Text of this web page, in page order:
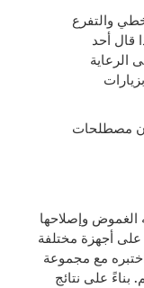
والتفرع
قال أحد
الرعاية
مصطلحات
الغموض وإصلاحها
على أجهزة مختلفة
مع مجموعة
على نتائج